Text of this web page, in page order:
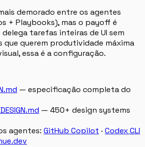
demorado entre os agentes
+ Playbooks), mas o payoff é
tarefas inteiras de UI sem
que querem produtividade máxima
essa é a configuração.
— especificação completa do
— 450+ design systems
agentes: GitHub Copilot · Codex CLI